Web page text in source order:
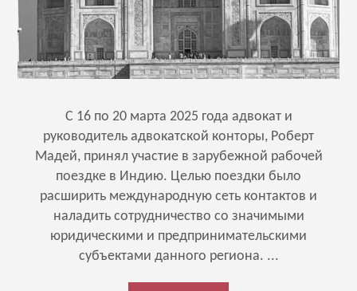
С 16 по 20 марта 2025 года адвокат и
руководитель адвокатской конторы, Роберт
Мадей, принял участие в зарубежной рабочей
поездке в Индию. Целью поездки было
расширить международную сеть контактов и
наладить сотрудничество со значимыми
юридическими и предпринимательскими
субъектами данного региона. ...